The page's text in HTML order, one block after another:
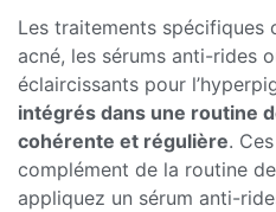
Les traitements spécifiques
acné, les sérums anti-rides
éclaircissants pour
intégrés dans une routine
cohérente et régulière.
complément de la routine
appliquez un sérum anti-